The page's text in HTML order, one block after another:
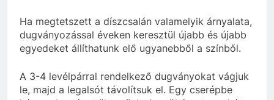
Ha megtetszett a díszcsalán valamelyik árnyalata,
dugványozással éveken keresztül újabb és újabb
egyedeket állíthatunk elő ugyanebből a színből.
A 3-4 levélpárral rendelkező dugványokat vágjuk
le, majd a legalsót távolítsuk el. Egy cserépbe